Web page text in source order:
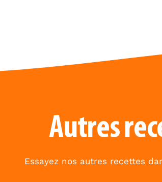
Autres
Essayez nos autres recettes